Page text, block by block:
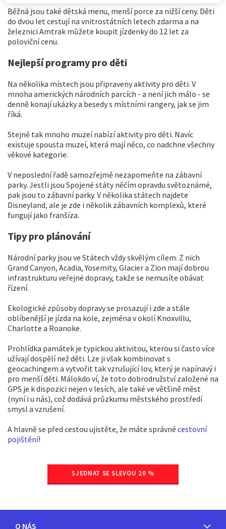
Běžná jsou také dětská menu, menší porce za nižší ceny. Děti
do dvou let cestují na vnitrostátních letech zdarma a na
železnici Amtrak můžete koupit jízdenky do 12 let za
poloviční cenu.
Nejlepší programy pro děti
Na několika místech jsou připraveny aktivity pro děti. V
mnoha amerických národních parcích - a není jich málo - se
denně konají ukázky a besedy s místními rangery, jak se jim
říká.
Stejně tak mnoho muzeí nabízí aktivity pro děti. Navíc
existuje spousta muzeí, která mají něco, co nadchne všechny
věkové kategorie.
V neposlední řadě samozřejmě nezapomeňte na zábavní
parky. Jestli jsou Spojené státy něčím opravdu světoznámé,
pak jsou to zábavní parky. V několika státech najdete
Disneyland, ale je zde i několik zábavních komplexů, které
fungují jako franšíza.
Tipy pro plánování
Národní parky jsou ve Státech vždy skvělým cílem. Z nich
Grand Canyon, Acadia, Yosemity, Glacier a Zion mají dobrou
infrastrukturu veřejné dopravy, takže se nemusíte obávat
řízení.
Ekologické způsoby dopravy se prosazují i zde a stále
oblíbenější je jízda na kole, zejména v okolí Knoxvillu,
Charlotte a Roanoke.
Prohlídka památek je typickou aktivitou, kterou si často více
užívají dospělí než děti. Lze ji však kombinovat s
geocachingem a vytvořit tak vzrušující lov, který je napínavý i
pro menší děti. Málokdo ví, že toto dobrodružství založené na
GPS je k dispozici nejen v lesích, ale také ve většině měst
(nyní i u nás), což dodává průzkumu městského prostředí
smysl a vzrušení.
A hlavně se před cestou ujistěte, že máte správné cestovní
pojištění!
SJEDNAT SE SLEVOU 20 %
O NÁS